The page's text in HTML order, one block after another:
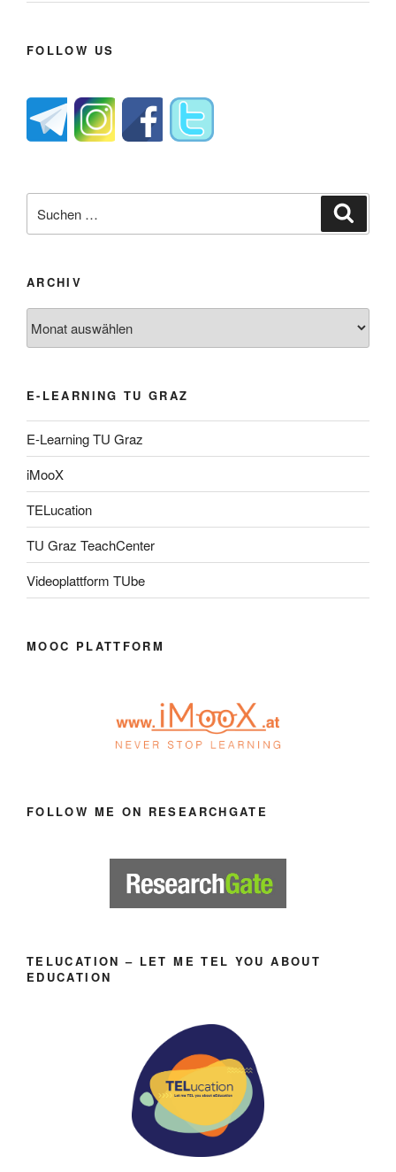
FOLLOW US
nach:
ARCHIV
E-LEARNING TU GRAZ
E-Learning TU Graz
iMooX
TELucation
TU Graz TeachCenter
Videoplattform TUbe
MOOC PLATTFORM
FOLLOW ME ON RESEARCHGATE
TELUCATION – LET ME TEL YOU ABOUT
EDUCATION